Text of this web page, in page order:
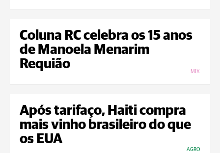
Coluna RC celebra os 15 anos
de Manoela Menarim
Requião
MIX
Após tarifaço, Haiti compra
mais vinho brasileiro do que
os EUA
AGRO